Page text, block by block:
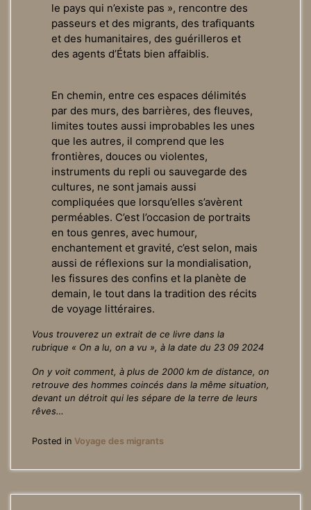
le pays qui n’existe pas », rencontre des
passeurs et des migrants, des trafiquants
et des humanitaires, des guérilleros et
des agents d’États bien affaiblis.
En chemin, entre ces espaces délimités
par des murs, des barrières, des fleuves,
limites toutes aussi improbables les unes
que les autres, il comprend que les
frontières, douces ou violentes,
instruments du repli ou sauvegarde des
cultures, ne sont jamais aussi
compliquées que lorsqu’elles s’avèrent
perméables. C’est l’occasion de portraits
en tous genres, avec humour,
enchantement et gravité, c’est selon, mais
aussi de réflexions sur la mondialisation,
les fissures des confins et la planète de
demain, le tout dans la tradition des récits
de voyage littéraires.
Vous trouverez un extrait de ce livre dans la
rubrique « On a lu, on a vu », à la date du 23 09 2024
On y voit comment, à plus de 2000 km de distance, on
retrouve des hommes coincés dans la même situation,
devant un détroit qui les sépare de la terre de leurs
rêves…
Posted in Voyage des migrants